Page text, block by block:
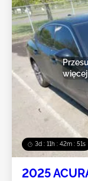
3d : 11h : 42m : 48s
2025